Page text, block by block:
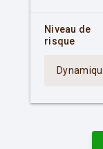
Niveau de
risque